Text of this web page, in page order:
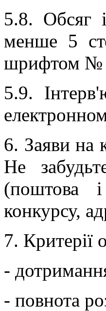
5.8. Обсяг
менше 5
шрифтом №
5.9.
6. Заяви на
Не
(поштова
конкурсу,
7. Критерії
-
- повнота